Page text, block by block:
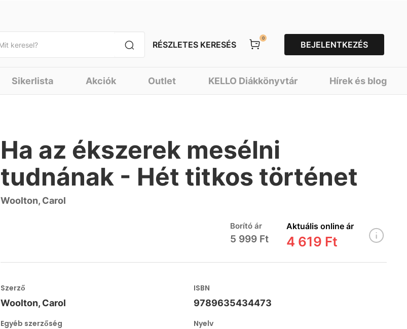
RÉSZLETES KERESÉS
0
BEJELENTKEZÉS
Sikerlista Akciók Outlet KELLO Diákkönyvtár Hírek és blog
Ha az ékszerek mesélni
tudnának - Hét titkos történet
Woolton, Carol
Borító ár
5 999 Ft
Aktuális online ár
4 619 Ft
Szerző
Woolton, Carol
ISBN
9789635434473
Egyéb szerzőség Nyelv